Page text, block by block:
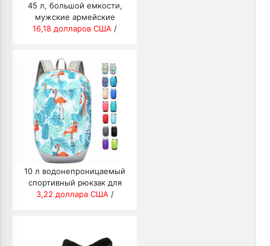
45 л, большой емкости,
мужские армейские
тактические рюкзаки,
Molle для треккинга,
кемпинга, охоты
16,18 долларов США /
10 л водонепроницаемый
спортивный рюкзак для
мужчин и женщин, легкий
рюкзаки, школьная сумка
3,22 доллара США /